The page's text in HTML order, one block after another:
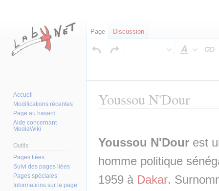
Youssou N'Dour
la
la
Youssou N'Dour est
homme politique
1959 à Dakar.
Page Discussion
Accueil
Modifications récentes
Page au hasard
Aide concernant
MediaWiki
Outils
Pages liées
Suivi des pages liées
Pages spéciales
Informations sur la page